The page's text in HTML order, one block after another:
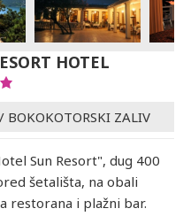
HOTEL
/ BOKOKOTORSKI ZALIV
Sun Resort", dug 400
šetališta, na obali
restorana i plažni bar.